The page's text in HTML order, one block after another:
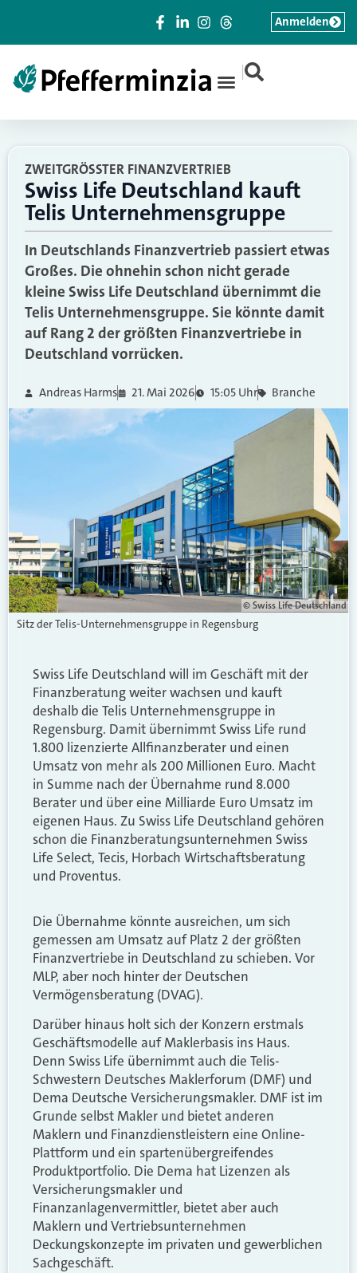
|
Anmelden
ZWEITGRÖSSTER FINANZVERTRIEB
Swiss Life Deutschland kauft
Telis Unternehmensgruppe
In Deutschlands Finanzvertrieb passiert etwas
Großes. Die ohnehin schon nicht gerade
kleine Swiss Life Deutschland übernimmt die
Telis Unternehmensgruppe. Sie könnte damit
auf Rang 2 der größten Finanzvertriebe in
Deutschland vorrücken.
Andreas Harms 21. Mai 2026 15:05 Uhr Branche
© Swiss Life Deutschland
Sitz der Telis-Unternehmensgruppe in Regensburg
Swiss Life Deutschland will im Geschäft mit der
Finanzberatung weiter wachsen und kauft
deshalb die Telis Unternehmensgruppe in
Regensburg. Damit übernimmt Swiss Life rund
1.800 lizenzierte Allfinanzberater und einen
Umsatz von mehr als 200 Millionen Euro. Macht
in Summe nach der Übernahme rund 8.000
Berater und über eine Milliarde Euro Umsatz im
eigenen Haus. Zu Swiss Life Deutschland gehören
schon die Finanzberatungsunternehmen Swiss
Life Select, Tecis, Horbach Wirtschaftsberatung
und Proventus.
Die Übernahme könnte ausreichen, um sich
gemessen am Umsatz auf Platz 2 der größten
Finanzvertriebe in Deutschland zu schieben. Vor
MLP, aber noch hinter der Deutschen
Vermögensberatung (DVAG).
Darüber hinaus holt sich der Konzern erstmals
Geschäftsmodelle auf Maklerbasis ins Haus.
Denn Swiss Life übernimmt auch die Telis-
Schwestern Deutsches Maklerforum (DMF) und
Dema Deutsche Versicherungsmakler. DMF ist im
Grunde selbst Makler und bietet anderen
Maklern und Finanzdienstleistern eine Online-
Plattform und ein spartenübergreifendes
Produktportfolio. Die Dema hat Lizenzen als
Versicherungsmakler und
Finanzanlagenvermittler, bietet aber auch
Maklern und Vertriebsunternehmen
Deckungskonzepte im privaten und gewerblichen
Sachgeschäft.